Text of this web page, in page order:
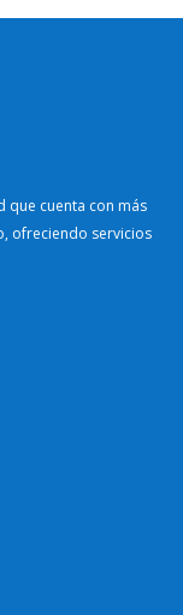
que cuenta con más
ofreciendo servicios